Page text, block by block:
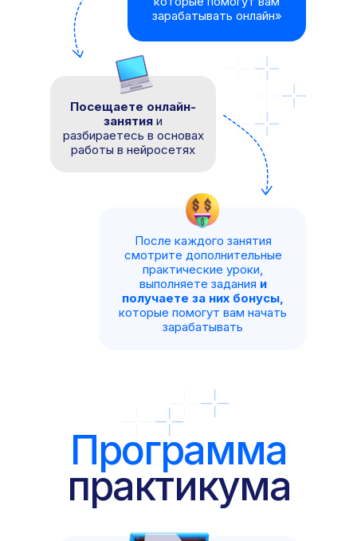
Посещаете онлайн-
занятия и
разбираетесь в основах
работы в нейросетях
После каждого занятия
смотрите дополнительные
практические уроки,
выполняете задания и
получаете за них бонусы,
которые помогут вам начать
зарабатывать
зарабатывать онлайн»
Программа
практикума